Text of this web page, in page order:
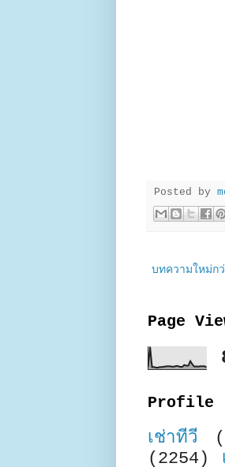
Posted by
บทความใหม่ก
Page
Profile
เช่าทีวี
(2254)